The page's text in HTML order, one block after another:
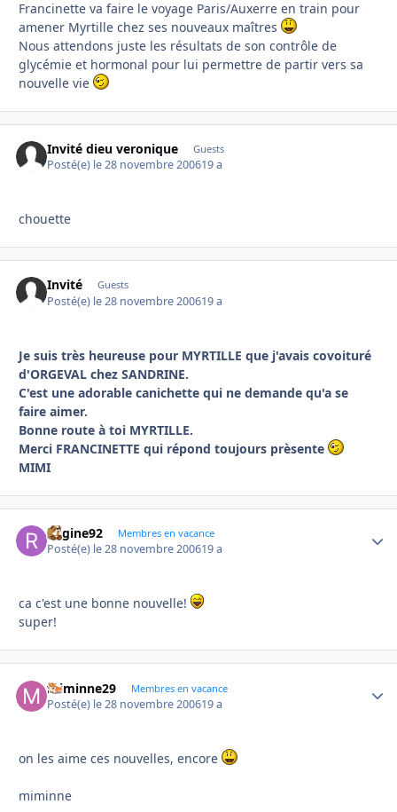
Francinette va faire le voyage Paris/Auxerre en train pour
amener Myrtille chez ses nouveaux maîtres
Nous attendons juste les résultats de son contrôle de
glycémie et hormonal pour lui permettre de partir vers sa
nouvelle vie
Invité dieu veronique Guests
Posté(e) le 28 novembre 200619 a
chouette
Invité Guests
Posté(e) le 28 novembre 200619 a
Je suis très heureuse pour MYRTILLE que j'avais covoituré
d'ORGEVAL chez SANDRINE.
C'est une adorable canichette qui ne demande qu'a se
faire aimer.
Bonne route à toi MYRTILLE.
Merci FRANCINETTE qui répond toujours prèsente
MIMI
Regine92 Membres en vacance
Posté(e) le 28 novembre 200619 a
ca c'est une bonne nouvelle!
super!
miminne29 Membres en vacance
Posté(e) le 28 novembre 200619 a
on les aime ces nouvelles, encore
miminne